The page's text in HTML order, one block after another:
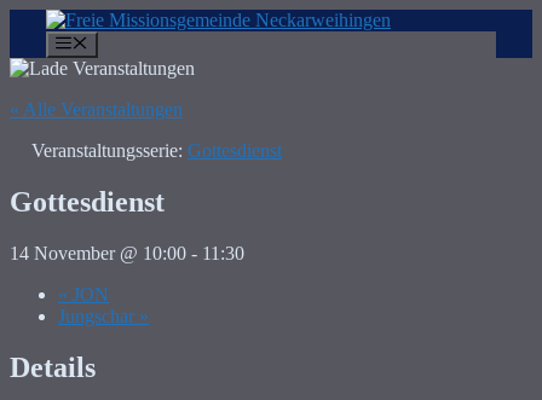
Inhalt
springen
« Alle Veranstaltungen
Veranstaltungsserie: Gottesdienst
Gottesdienst
14 November @ 10:00 - 11:30
« JON
Jungschar »
Details